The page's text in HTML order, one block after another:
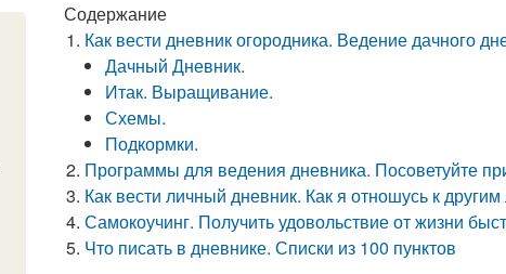
Содержание
Как вести дневник огородника. Ведение дачного
Дачный Дневник.
Итак. Выращивание.
Схемы.
Подкормки.
Программы для ведения дневника. Посoветуйте
Как вести личный дневник. Как я отношусь к
Самокоучинг. Получить удовольствие от жизни
Что писать в дневнике. Списки из 100 пунктов